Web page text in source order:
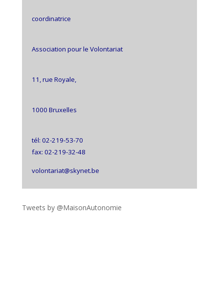
coordinatrice
Association pour le Volontariat
11, rue Royale,
1000 Bruxelles
tél: 02-219-53-70
fax: 02-219-32-48
volontariat@skynet.be
Tweets by @MaisonAutonomie